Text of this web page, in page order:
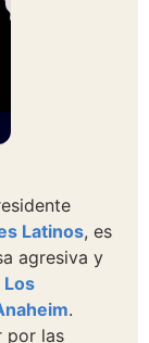
Latinos, es
agresiva y
Los
.
por las